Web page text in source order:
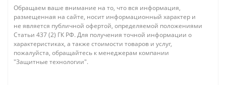
Обращаем ваше внимание на то, что вся информация,
размещенная на сайте, носит информационный характер и
не является публичной офертой, определяемой положениями
Статьи 437 (2) ГК РФ. Для получения точной информации о
характеристиках, а также стоимости товаров и услуг,
пожалуйста, обращайтесь к менеджерам компании
"Защитные технологии".